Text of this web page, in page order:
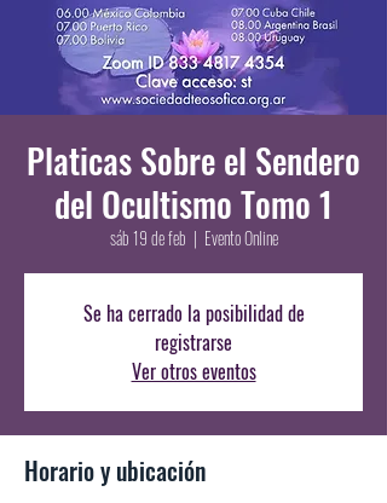
Platicas Sobre el Sendero
del Ocultismo Tomo 1
sáb 19 de feb
  |
Evento Online
Se ha cerrado la posibilidad de
registrarse
Ver otros eventos
Horario y ubicación